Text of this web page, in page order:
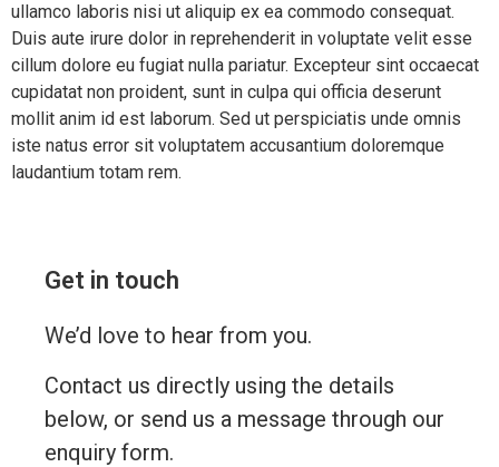
ullamco laboris nisi ut aliquip ex ea commodo consequat.
Duis aute irure dolor in reprehenderit in voluptate velit esse
cillum dolore eu fugiat nulla pariatur. Excepteur sint occaecat
cupidatat non proident, sunt in culpa qui officia deserunt
mollit anim id est laborum. Sed ut perspiciatis unde omnis
iste natus error sit voluptatem accusantium doloremque
laudantium totam rem.
Get in touch
We’d love to hear from you.
Contact us directly using the details
below, or send us a message through our
enquiry form.